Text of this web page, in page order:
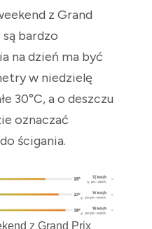
z Grand
bardzo
na dzień ma być
w niedzielę
30°C, a o deszczu
oznaczać
ścigania.
z Grand Prix